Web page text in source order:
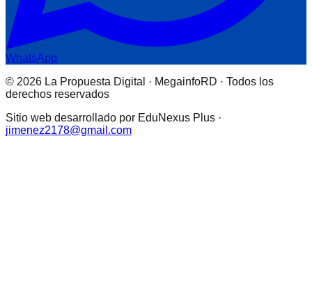
WhatsApp
© 2026 La Propuesta Digital · MegainfoRD · Todos los
derechos reservados
Sitio web desarrollado por EduNexus Plus ·
jimenez2178@gmail.com